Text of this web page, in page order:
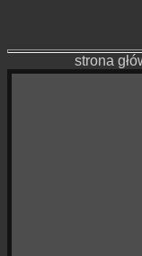
strona